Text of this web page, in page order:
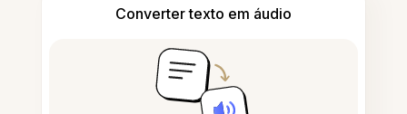
Converter texto em áudio